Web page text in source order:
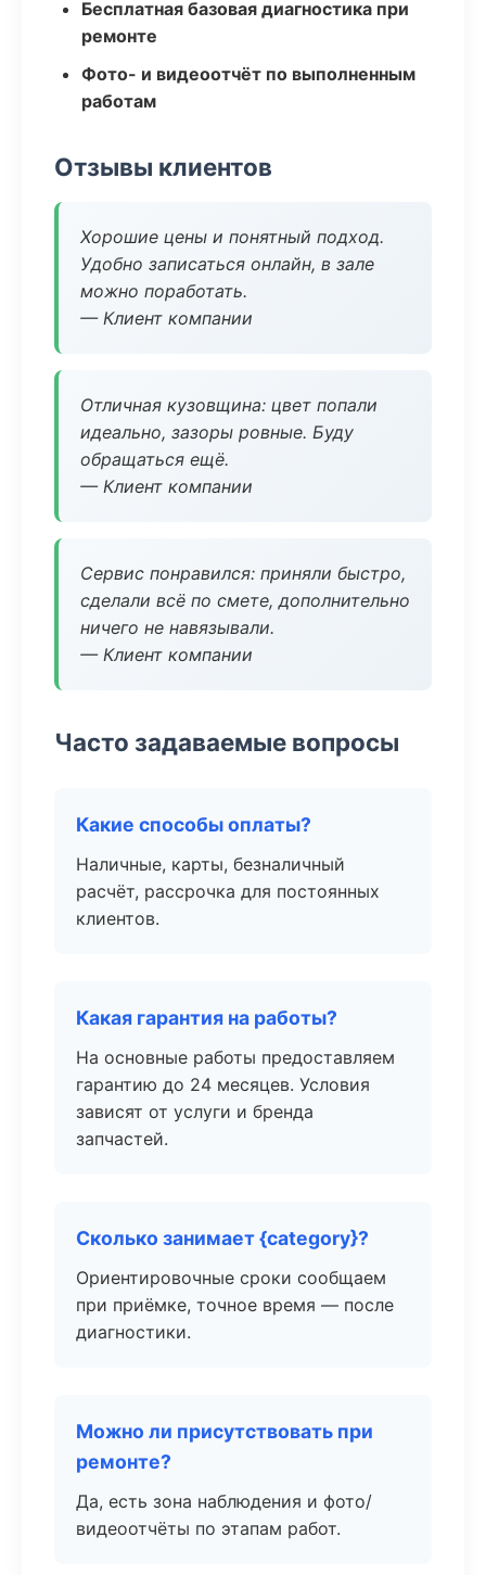
Бесплатная базовая диагностика при
ремонте
Фото- и видеоотчёт по выполненным
работам
Отзывы клиентов
Хорошие цены и понятный подход.
Удобно записаться онлайн, в зале
можно поработать.
— Клиент компании
Отличная кузовщина: цвет попали
идеально, зазоры ровные. Буду
обращаться ещё.
— Клиент компании
Сервис понравился: приняли быстро,
сделали всё по смете, дополнительно
ничего не навязывали.
— Клиент компании
Часто задаваемые вопросы
Какие способы оплаты?
Наличные, карты, безналичный
расчёт, рассрочка для постоянных
клиентов.
Какая гарантия на работы?
На основные работы предоставляем
гарантию до 24 месяцев. Условия
зависят от услуги и бренда
запчастей.
Сколько занимает {category}?
Ориентировочные сроки сообщаем
при приёмке, точное время — после
диагностики.
Можно ли присутствовать при
ремонте?
Да, есть зона наблюдения и фото/
видеоотчёты по этапам работ.